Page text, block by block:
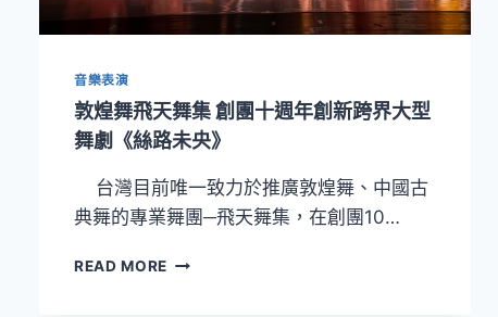
音樂表演
敦煌舞飛天舞集 創團十週年創新跨界大型
舞劇《絲路未央》
台灣目前唯一致力於推廣敦煌舞、中國古
典舞的專業舞團─飛天舞集，在創團10…
READ MORE